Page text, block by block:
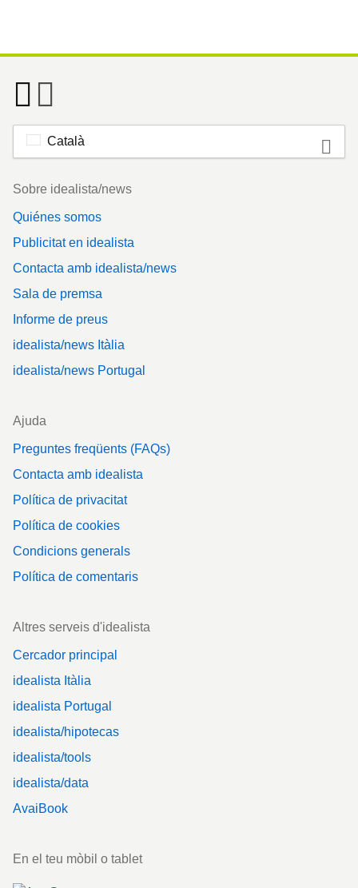
Català
Footer
Sobre idealista/news
Quiénes somos
Publicitat en idealista
Contacta amb idealista/news
Sala de premsa
Informe de preus
idealista/news Itàlia
idealista/news Portugal
Ajuda
Preguntes freqüents (FAQs)
Contacta amb idealista
Política de privacitat
Política de cookies
Condicions generals
Política de comentaris
Altres serveis d'idealista
Cercador principal
idealista Itàlia
idealista Portugal
idealista/hipotecas
idealista/tools
idealista/data
AvaiBook
En el teu mòbil o tablet